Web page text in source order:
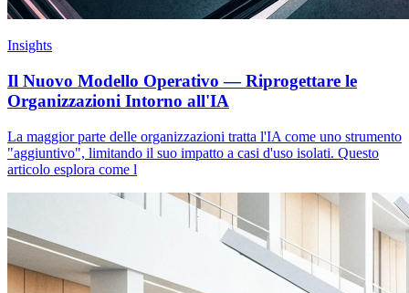
Insights
Il Nuovo Modello Operativo — Riprogettare le
Organizzazioni Intorno all'IA
La maggior parte delle organizzazioni tratta l'IA come uno strumento
"aggiuntivo", limitando il suo impatto a casi d'uso isolati. Questo
articolo esplora come l